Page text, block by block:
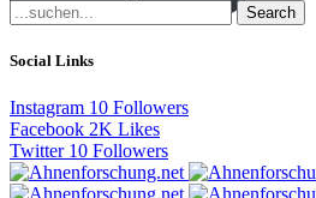
Search
Social Links
Instagram 10 Followers
Facebook 2K Likes
Twitter 10 Followers